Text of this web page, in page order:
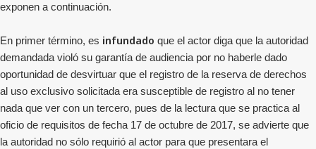
exponen a continuación.
En primer término, es infundado que el actor diga que la autoridad
demandada violó su garantía de audiencia por no haberle dado
oportunidad de desvirtuar que el registro de la reserva de derechos
al uso exclusivo solicitada era susceptible de registro al no tener
nada que ver con un tercero, pues de la lectura que se practica al
oficio de requisitos de fecha 17 de octubre de 2017, se advierte que
la autoridad no sólo requirió al actor para que presentara el